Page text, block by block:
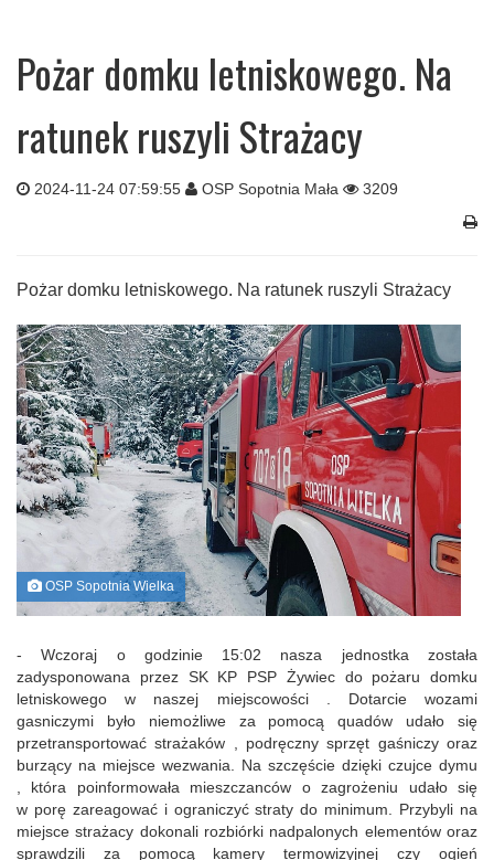
Pożar domku letniskowego. Na
ratunek ruszyli Strażacy
2024-11-24 07:59:55 OSP Sopotnia Mała 3209
Pożar domku letniskowego. Na ratunek ruszyli Strażacy
OSP Sopotnia Wielka
- Wczoraj o godzinie 15:02 nasza jednostka została
zadysponowana przez SK KP PSP Żywiec do pożaru domku
letniskowego w naszej miejscowości . Dotarcie wozami
gasniczymi było niemożliwe za pomocą quadów udało się
przetransportować strażaków , podręczny sprzęt gaśniczy oraz
burzący na miejsce wezwania. Na szczęście dzięki czujce dymu
, która poinformowała mieszczanców o zagrożeniu udało się
w porę zareagować i ograniczyć straty do minimum. Przybyli na
miejsce strażacy dokonali rozbiórki nadpalonych elementów oraz
sprawdzili za pomocą kamery termowizyjnej czy ogień